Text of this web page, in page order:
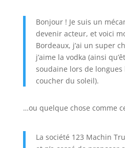
Bonjour ! Je suis un
devenir acteur, et voici
Bordeaux, j’ai un super
j’aime la vodka (ainsi
soudaine lors de
coucher du soleil).
…ou quelque chose comme
La société 123 Machin